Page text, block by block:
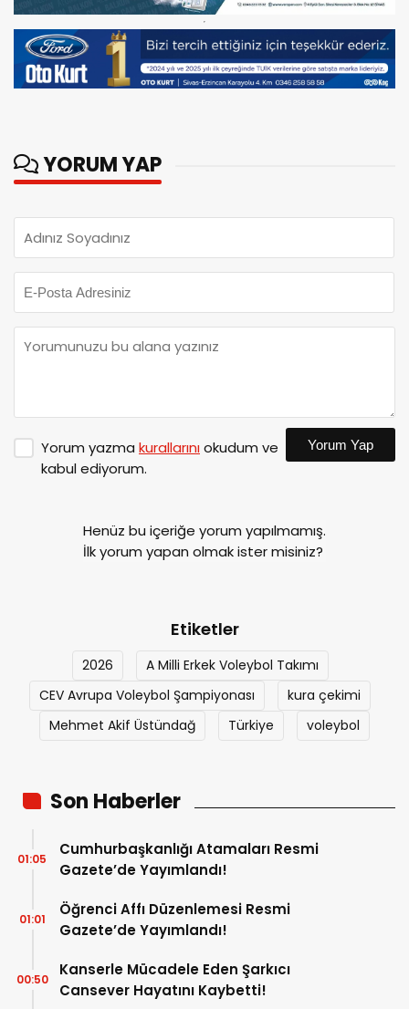
YORUM YAP
Yorum yazma kurallarınıokudum ve
kabul ediyorum.
Yorum Yap
Henüz bu içeriğe yorum yapılmamış.
İlk yorum yapan olmak ister misiniz?
Etiketler
2026
A Milli Erkek Voleybol Takımı
CEV Avrupa Voleybol Şampiyonası
kura çekimi
Mehmet Akif Üstündağ
Türkiye voleybol
Son Haberler
Cumhurbaşkanlığı Atamaları Resmi
Gazete’de Yayımlandı!
01:05
Öğrenci Affı Düzenlemesi Resmi
Gazete’de Yayımlandı!
01:01
Kanserle Mücadele Eden Şarkıcı
Cansever Hayatını Kaybetti!
00:50